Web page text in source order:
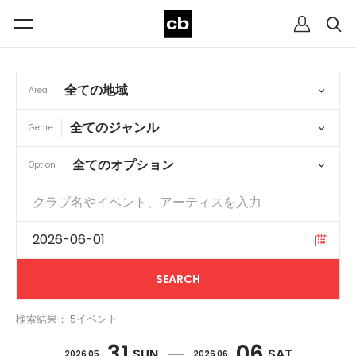
Area
Genre
Option
検索結果： 5イベント